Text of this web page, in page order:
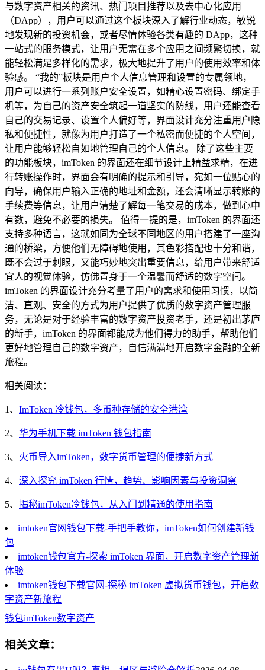
与数字资产相关的资讯、热门项目推荐以及去中心化应用
（DApp），用户可以通过这个板块深入了解行业动态，敏锐
地发现新的投资机会，或者尽情体验各类有趣的 DApp，这种
一站式的服务模式，让用户无需在多个应用之间频繁切换，就
能轻松满足多样化的需求，极大地提升了用户的使用效率和体
验感。 “我的”板块是用户个人信息管理和设置的专属领地，
用户可以进行一系列账户安全设置，如精心设置密码、绑定手
机等，为自己的资产安全筑起一道坚实的防线，用户还能查看
自己的交易记录、设置个人偏好等，界面设计充分注重用户隐
私和便捷性，就像为用户打造了一个私密而便捷的个人空间，
让用户能够轻松自如地管理自己的个人信息。 除了这些主要
的功能板块，imToken 的界面还在细节设计上精益求精，在进
行转账操作时，界面会有明确的提示和引导，宛如一位贴心的
向导，确保用户输入正确的地址和金额，还会清晰显示转账的
手续费等信息，让用户清楚了解每一笔交易的成本，做到心中
有数，避免不必要的损失。 值得一提的是，imToken 的界面还
支持多种语言，这就如同为全球不同地区的用户搭建了一座沟
通的桥梁，方便他们无障碍地使用，其色彩搭配也十分和谐，
既不会过于刺眼，又能巧妙地突出重要信息，给用户带来舒适
宜人的视觉体验，仿佛置身于一个温馨而舒适的数字空间。
imToken 的界面设计充分考量了用户的需求和使用习惯，以简
洁、直观、安全的方式为用户提供了优质的数字资产管理服
务，无论是对于经验丰富的数字资产投资老手，还是初出茅庐
的新手，imToken 的界面都能成为他们得力的助手，帮助他们
更好地管理自己的数字资产，自信满满地开启数字金融的全新
旅程。
相关阅读：
1、 ImToken 冷钱包，多币种存储的安全港湾
2、 华为手机下载 imToken 钱包指南
3、 火币导入imToken，数字货币管理的便捷新方式
4、 深入探究 imToken 行情，趋势、影响因素与投资洞察
5、 揭秘imToken冷钱包，从入门到精通的使用指南
imtoken官网钱包下载-手把手教你，imToken如何创建新钱
包
imtoken钱包官方-探索 imToken 界面，开启数字资产管理新
体验
imtoken钱包下载官网-探秘 imToken 虚拟货币钱包，开启数
字资产新旅程
钱包imToken数字资产
相关文章：